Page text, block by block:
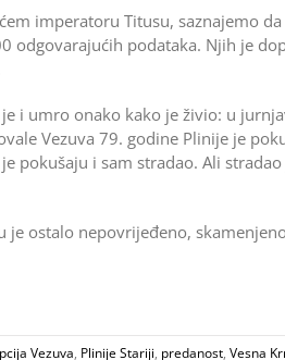
imperatoru Titusu, saznajemo
odgovarajućih podataka. Njih je
i umro onako kako je živio: u
Vezuva 79. godine Plinije je
pokušaju i sam stradao. Ali
je ostalo nepovrijeđeno,
Vezuva, Plinije Stariji, predanost, Vesna